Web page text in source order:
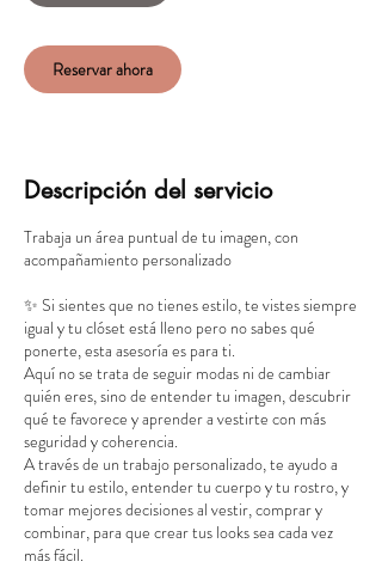
Reservar ahora
Descripción del servicio
Trabaja un área puntual de tu imagen, con
acompañamiento personalizado
✨ Si sientes que no tienes estilo, te vistes siempre
igual y tu clóset está lleno pero no sabes qué
ponerte, esta asesoría es para ti.
Aquí no se trata de seguir modas ni de cambiar
quién eres, sino de entender tu imagen, descubrir
qué te favorece y aprender a vestirte con más
seguridad y coherencia.
A través de un trabajo personalizado, te ayudo a
definir tu estilo, entender tu cuerpo y tu rostro, y
tomar mejores decisiones al vestir, comprar y
combinar, para que crear tus looks sea cada vez
más fácil.